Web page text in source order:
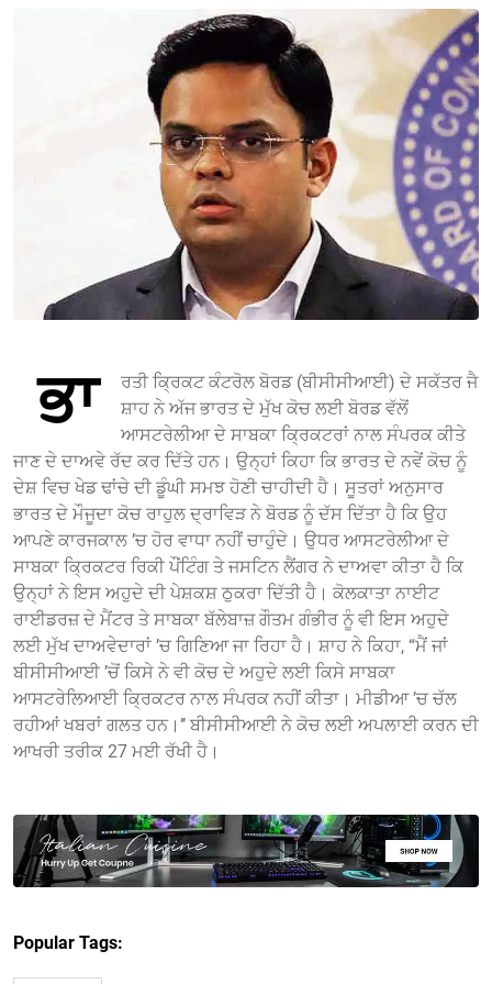
ਭਾ
ਰਤੀ ਕ੍ਰਿਕਟ ਕੰਟਰੋਲ ਬੋਰਡ (ਬੀਸੀਸੀਆਈ) ਦੇ ਸਕੱਤਰ ਜੈ
ਸ਼ਾਹ ਨੇ ਅੱਜ ਭਾਰਤ ਦੇ ਮੁੱਖ ਕੋਚ ਲਈ ਬੋਰਡ ਵੱਲੋਂ
ਆਸਟਰੇਲੀਆ ਦੇ ਸਾਬਕਾ ਕ੍ਰਿਕਟਰਾਂ ਨਾਲ ਸੰਪਰਕ ਕੀਤੇ
ਜਾਣ ਦੇ ਦਾਅਵੇ ਰੱਦ ਕਰ ਦਿੱਤੇ ਹਨ। ਉਨ੍ਹਾਂ ਕਿਹਾ ਕਿ ਭਾਰਤ ਦੇ ਨਵੇਂ ਕੋਚ ਨੂੰ
ਦੇਸ਼ ਵਿਚ ਖੇਡ ਢਾਂਚੇ ਦੀ ਡੂੰਘੀ ਸਮਝ ਹੋਣੀ ਚਾਹੀਦੀ ਹੈ। ਸੂਤਰਾਂ ਅਨੁਸਾਰ
ਭਾਰਤ ਦੇ ਮੌਜੂਦਾ ਕੋਚ ਰਾਹੁਲ ਦ੍ਰਾਵਿੜ ਨੇ ਬੋਰਡ ਨੂੰ ਦੱਸ ਦਿੱਤਾ ਹੈ ਕਿ ਉਹ
ਆਪਣੇ ਕਾਰਜਕਾਲ ’ਚ ਹੋਰ ਵਾਧਾ ਨਹੀਂ ਚਾਹੁੰਦੇ। ਉਧਰ ਆਸਟਰੇਲੀਆ ਦੇ
ਸਾਬਕਾ ਕ੍ਰਿਕਟਰ ਰਿਕੀ ਪੌਂਟਿੰਗ ਤੇ ਜਸਟਿਨ ਲੈਂਗਰ ਨੇ ਦਾਅਵਾ ਕੀਤਾ ਹੈ ਕਿ
ਉਨ੍ਹਾਂ ਨੇ ਇਸ ਅਹੁਦੇ ਦੀ ਪੇਸ਼ਕਸ਼ ਠੁਕਰਾ ਦਿੱਤੀ ਹੈ। ਕੋਲਕਾਤਾ ਨਾਈਟ
ਰਾਈਡਰਜ਼ ਦੇ ਮੈਂਟਰ ਤੇ ਸਾਬਕਾ ਬੱਲੇਬਾਜ਼ ਗੌਤਮ ਗੰਭੀਰ ਨੂੰ ਵੀ ਇਸ ਅਹੁਦੇ
ਲਈ ਮੁੱਖ ਦਾਅਵੇਦਾਰਾਂ ’ਚ ਗਿਣਿਆ ਜਾ ਰਿਹਾ ਹੈ। ਸ਼ਾਹ ਨੇ ਕਿਹਾ, “ਮੈਂ ਜਾਂ
ਬੀਸੀਸੀਆਈ ’ਚੋਂ ਕਿਸੇ ਨੇ ਵੀ ਕੋਚ ਦੇ ਅਹੁਦੇ ਲਈ ਕਿਸੇ ਸਾਬਕਾ
ਆਸਟਰੇਲਿਆਈ ਕ੍ਰਿਕਟਰ ਨਾਲ ਸੰਪਰਕ ਨਹੀਂ ਕੀਤਾ। ਮੀਡੀਆ ’ਚ ਚੱਲ
ਰਹੀਆਂ ਖਬਰਾਂ ਗਲਤ ਹਨ।’’ ਬੀਸੀਸੀਆਈ ਨੇ ਕੋਚ ਲਈ ਅਪਲਾਈ ਕਰਨ ਦੀ
ਆਖਰੀ ਤਰੀਕ 27 ਮਈ ਰੱਖੀ ਹੈ।
Popular Tags: